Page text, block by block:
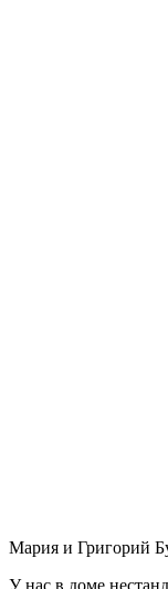
Мария и Григорий
У нас в доме